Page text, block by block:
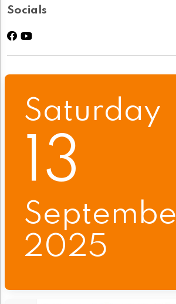
Socials
Saturday
13
2025